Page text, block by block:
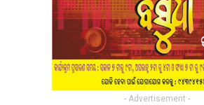
- Advertisement -